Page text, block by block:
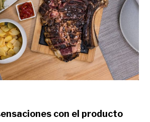
con el producto